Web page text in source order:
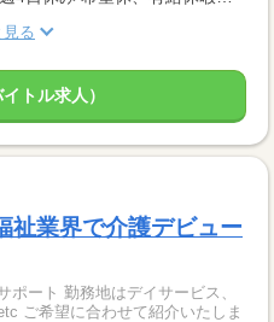
見る
トル求人）
業界で介護デビュー
ート 勤務地はデイサービス、
ご希望に合わせて紹介いたしま